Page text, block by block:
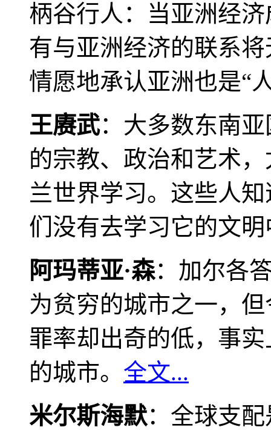
柄谷行人：当亚洲经
有与亚洲经济的联系
情愿地承认亚洲也是“
王赓武：大多数东南
的宗教、政治和艺术
兰世界学习。这些人
们没有去学习它的文
阿玛蒂亚·森：加尔各
为贫穷的城市之一，
罪率却出奇的低，事
的城市。 全文...
米尔斯海默：全球支